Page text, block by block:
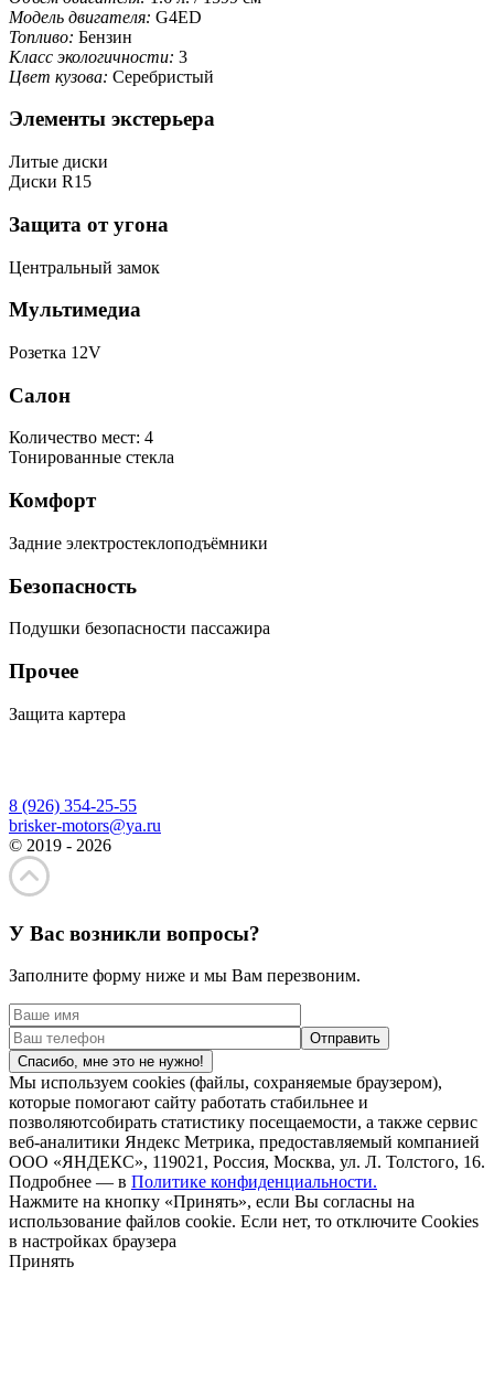
Модель двигателя: G4ED
Топливо: Бензин
Класс экологичности: 3
Цвет кузова: Серебристый
Элементы экстерьера
Литые диски
Диски R15
Защита от угона
Центральный замок
Мультимедиа
Розетка 12V
Салон
Количество мест: 4
Тонированные стекла
Комфорт
Задние электростеклоподъёмники
Безопасность
Подушки безопасности пассажира
Прочее
Защита картера
8 (926) 354-25-55
brisker-motors@ya.ru
© 2019 - 2026
У Вас возникли вопросы?
Заполните форму ниже и мы Вам перезвоним.
Спасибо, мне это не нужно!
Мы используем cookies (файлы, сохраняемые браузером),
которые помогают сайту работать стабильнее и
позволяютсобирать статистику посещаемости, а также сервис
веб-аналитики Яндекс Метрика, предоставляемый компанией
ООО «ЯНДЕКС», 119021, Россия, Москва, ул. Л. Толстого, 16.
Подробнее — в Политике конфиденциальности.
Нажмите на кнопку «Принять», если Вы согласны на
использование файлов cookie. Если нет, то отключите Cookies
в настройках браузера
Принять